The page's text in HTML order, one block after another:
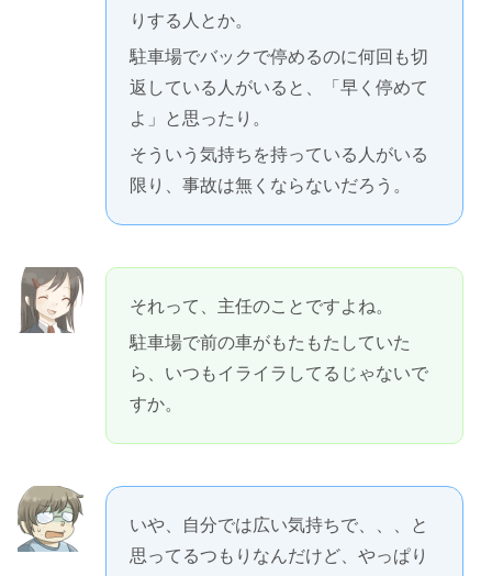
りする人とか。
駐車場でバックで停めるのに何回も切
返している人がいると、「早く停めて
よ」と思ったり。
そういう気持ちを持っている人がいる
限り、事故は無くならないだろう。
それって、主任のことですよね。
駐車場で前の車がもたもたしていた
ら、いつもイライラしてるじゃないで
すか。
いや、自分では広い気持ちで、、、と
思ってるつもりなんだけど、やっぱり